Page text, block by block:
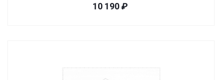
10 190₽